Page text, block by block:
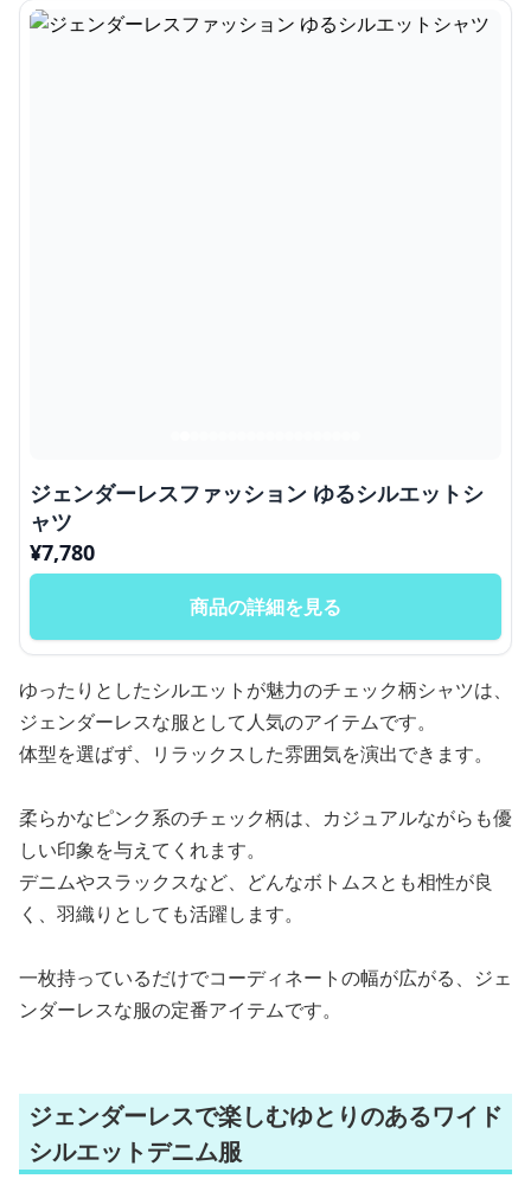
ジェンダーレスファッション ゆるシルエットシ
ャツ
¥7,780
商品の詳細を見る
ゆったりとしたシルエットが魅力のチェック柄シャツは、
ジェンダーレスな服として人気のアイテムです。
体型を選ばず、リラックスした雰囲気を演出できます。
柔らかなピンク系のチェック柄は、カジュアルながらも優
しい印象を与えてくれます。
デニムやスラックスなど、どんなボトムスとも相性が良
く、羽織りとしても活躍します。
一枚持っているだけでコーディネートの幅が広がる、ジェ
ンダーレスな服の定番アイテムです。
ジェンダーレスで楽しむゆとりのあるワイド
シルエットデニム服